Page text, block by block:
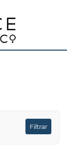
Filtrar